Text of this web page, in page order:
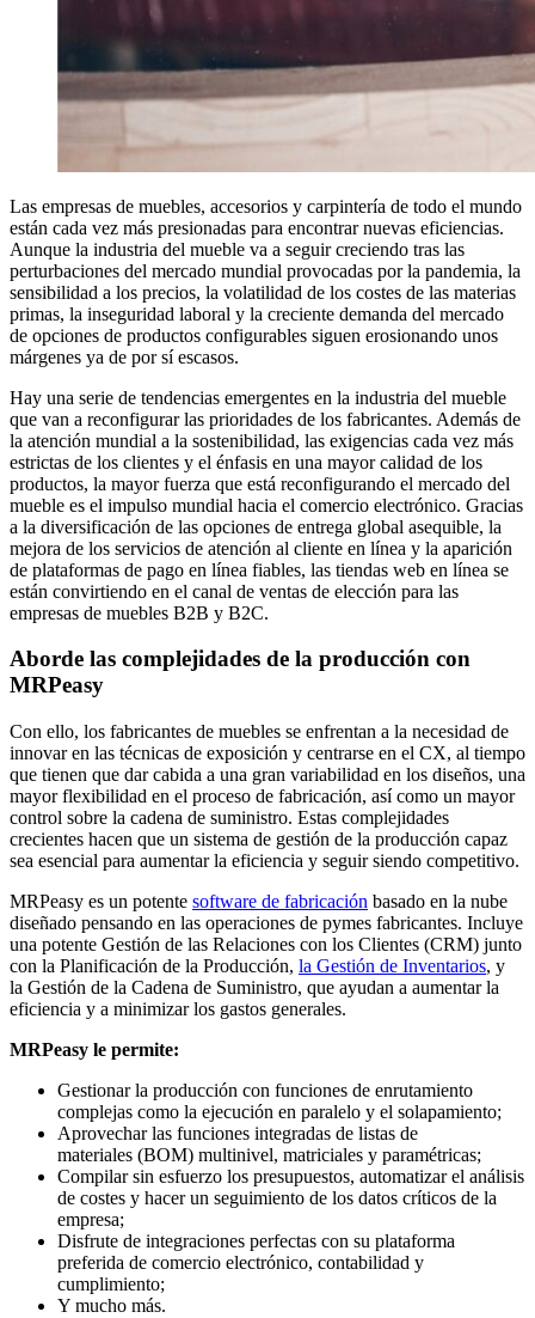
Las empresas de muebles, accesorios y carpintería de todo el mundo
están cada vez más presionadas para encontrar nuevas eficiencias.
Aunque la industria del mueble va a seguir creciendo tras las
perturbaciones del mercado mundial provocadas por la pandemia, la
sensibilidad a los precios, la volatilidad de los costes de las materias
primas, la inseguridad laboral y la creciente demanda del mercado
de opciones de productos configurables siguen erosionando unos
márgenes ya de por sí escasos.
Hay una serie de tendencias emergentes en la industria del mueble
que van a reconfigurar las prioridades de los fabricantes. Además de
la atención mundial a la sostenibilidad, las exigencias cada vez más
estrictas de los clientes y el énfasis en una mayor calidad de los
productos, la mayor fuerza que está reconfigurando el mercado del
mueble es el impulso mundial hacia el comercio electrónico. Gracias
a la diversificación de las opciones de entrega global asequible, la
mejora de los servicios de atención al cliente en línea y la aparición
de plataformas de pago en línea fiables, las tiendas web en línea se
están convirtiendo en el canal de ventas de elección para las
empresas de muebles B2B y B2C.
Aborde las complejidades de la producción con
MRPeasy
Con ello, los fabricantes de muebles se enfrentan a la necesidad de
innovar en las técnicas de exposición y centrarse en el CX, al tiempo
que tienen que dar cabida a una gran variabilidad en los diseños, una
mayor flexibilidad en el proceso de fabricación, así como un mayor
control sobre la cadena de suministro. Estas complejidades
crecientes hacen que un sistema de gestión de la producción capaz
sea esencial para aumentar la eficiencia y seguir siendo competitivo.
MRPeasy es un potente software de fabricación basado en la nube
diseñado pensando en las operaciones de pymes fabricantes. Incluye
una potente Gestión de las Relaciones con los Clientes (CRM) junto
con la Planificación de la Producción, la Gestión de Inventarios, y
la Gestión de la Cadena de Suministro, que ayudan a aumentar la
eficiencia y a minimizar los gastos generales.
MRPeasy le permite:
Gestionar la producción con funciones de enrutamiento
complejas como la ejecución en paralelo y el solapamiento;
Aprovechar las funciones integradas de listas de
materiales (BOM) multinivel, matriciales y paramétricas;
Compilar sin esfuerzo los presupuestos, automatizar el análisis
de costes y hacer un seguimiento de los datos críticos de la
empresa;
Disfrute de integraciones perfectas con su plataforma
preferida de comercio electrónico, contabilidad y
cumplimiento;
Y mucho más.